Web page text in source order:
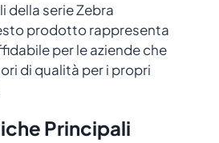
della serie Zebra
prodotto rappresenta
per le aziende che
di qualità per i propri
Principali